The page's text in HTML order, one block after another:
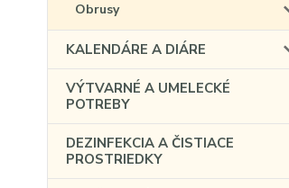
Obrusy
KALENDÁRE A DIÁRE
VÝTVARNÉ A UMELECKÉ
POTREBY
DEZINFEKCIA A ČISTIACE
PROSTRIEDKY